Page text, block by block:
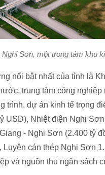
Nghi Sơn, một trong tám khu
nổi bật nhất của tỉnh là
trung tâm công
trình, dự án kinh tế trọng
USD), Nhiệt điện Nghi
- Nghi Sơn (2.400 tỷ
Luyện cán thép Nghi Sơn
và nguồn thu ngân sách